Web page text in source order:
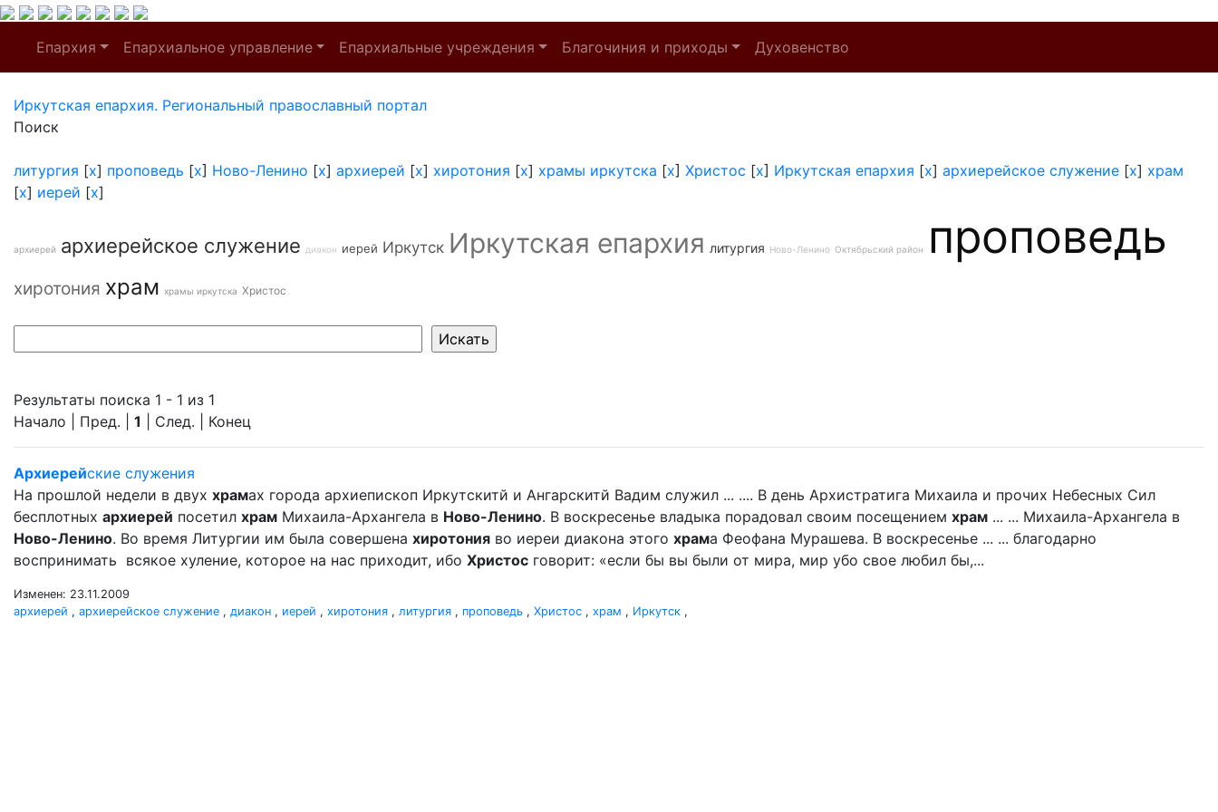
Епархия Епархиальное управление Епархиальные учреждения Благочиния и приходы Духовенство
Иркутская епархия. Региональный православный портал
Поиск
литургия [x] проповедь [x] Ново-Ленино [x] архиерей [x] хиротония [x] храмы иркутска [x] Христос [x] Иркутская епархия [x] архиерейское служение [x] храм
[x] иерей [x]
архиерей архиерейское служение диакон иерей Иркутск Иркутская епархия литургия Ново-Ленино Октябрьский район проповедь
хиротония храм храмы иркутска Христос
Результаты поиска 1 - 1 из 1
Начало | Пред. | 1 | След. | Конец
Архиерейские служения
На прошлой недели в двух храмах города архиепископ Иркутскитй и Ангарскитй Вадим служил ... .... В день Архистратига Михаила и прочих Небесных Сил
бесплотных архиерей посетил храм Михаила-Архангела в Ново-Ленино. В воскресенье владыка порадовал своим посещением храм ... ... Михаила-Архангела в
Ново-Ленино. Во время Литургии им была совершена хиротония во иереи диакона этого храма Феофана Мурашева. В воскресенье ... ... благодарно
воспринимать всякое хуление, которое на нас приходит, ибо Христос говорит: «если бы вы были от мира, мир убо свое любил бы,...
Изменен: 23.11.2009
архиерей , архиерейское служение , диакон , иерей , хиротония , литургия , проповедь , Христос , храм , Иркутск ,